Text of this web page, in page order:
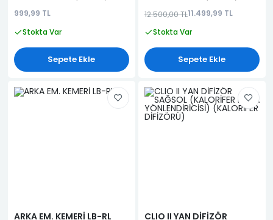
(KALORİFER DİFÜZÖRÜ)
999,99 TL
Stokta Var
Sepete Ekle
12.500,00 TL11.499,99 TL
Stokta Var
Sepete Ekle
ARKA EM. KEMERİ LB-RL
CLIO II YAN DİFİZÖR